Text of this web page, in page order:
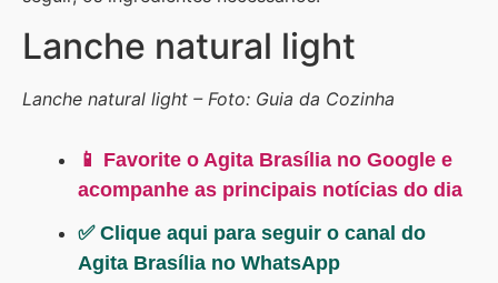
Lanche natural light
Lanche natural light – Foto: Guia da Cozinha
📱 Favorite o Agita Brasília no Google e
acompanhe as principais notícias do dia
✅ Clique aqui para seguir o canal do
Agita Brasília no WhatsApp